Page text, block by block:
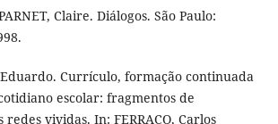
Claire. Diálogos. São Paulo:
Eduardo. Currículo, formação continuada
escolar: fragmentos de
vividas. In: FERRAÇO, Carlos